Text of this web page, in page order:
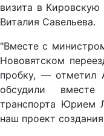
визита в
Виталия Савельева.
"Вместе с
Нововятском
пробку, — отметил
обсудили
транспорта Юрием
наш проект